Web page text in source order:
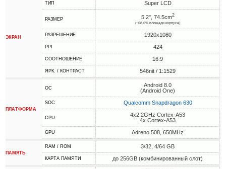
ЭКРАН
ТИП Super LCD
РАЗМЕР 5.2", 74.5cm2
(~68.6% площади корпуса)
РАЗРЕШЕНИЕ 1920x1080
PPI 424
СООТНОШЕНИЕ 16:9
ЯРК. / КОНТРАСТ 546nit / 1:1529
ПЛАТФОРМА
ОС
Android 8.0
(Android One)
SOC Qualcomm Snapdragon 630
CPU
4x2.2GHz Cortex-A53
4x Cortex-A53
GPU Adreno 508, 650MHz
ПАМЯТЬ
RAM / ROM 3/32, 4/64 GB
КАРТА ПАМЯТИ до 256GB (комбинированный слот)